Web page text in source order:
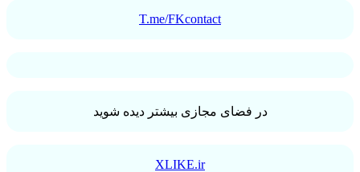
T.me/FKcontact
در فضای مجازی بیشتر دیده شوید
XLIKE.ir